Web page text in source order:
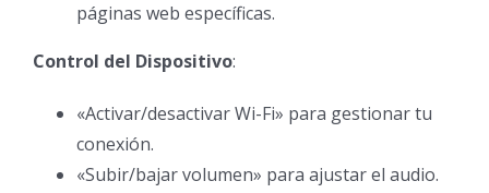
páginas web específicas.
Control del Dispositivo:
«Activar/desactivar Wi-Fi» para gestionar tu
conexión.
«Subir/bajar volumen» para ajustar el audio.